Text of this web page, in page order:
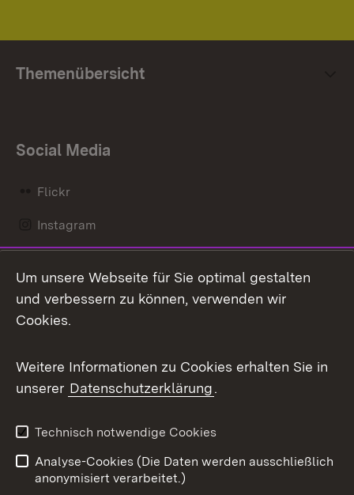
Themenübersicht
Social Media
Flickr
Instagram
Mastodon
Messenger
Social Wall
X / Twitter
Youtube
Um unsere Webseite für Sie optimal gestalten
und verbessern zu können, verwenden wir
Cookies.
Weitere Informationen zu Cookies erhalten Sie in
unserer Datenschutzerklärung.
Technisch notwendige Cookies
Analyse-Cookies (Die Daten werden ausschließlich
anonymisiert verarbeitet.)